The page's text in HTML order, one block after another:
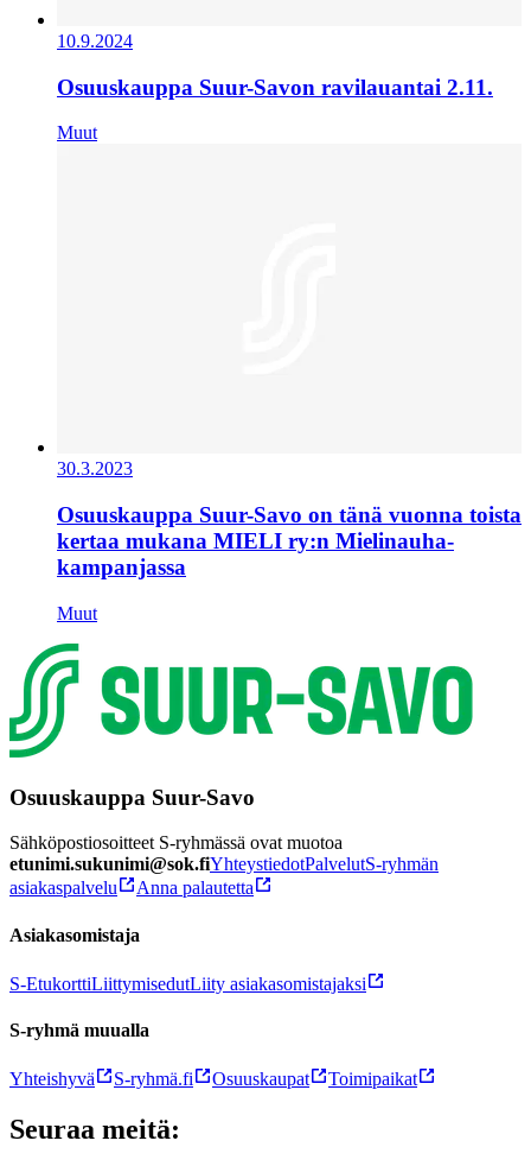
10.9.2024
Osuuskauppa Suur-Savon ravilauantai 2.11.
Muut
30.3.2023
Osuuskauppa Suur-Savo on tänä vuonna toista
kertaa mukana MIELI ry:n Mielinauha-
kampanjassa
Muut
Osuuskauppa Suur-Savo
Sähköpostiosoitteet S-ryhmässä ovat muotoa
etunimi.sukunimi@sok.fiYhteystiedotPalvelutS-ryhmän
asiakaspalvelu
Anna palautetta
Asiakasomistaja
S-EtukorttiLiittymisedutLiity asiakasomistajaksi
S-ryhmä muualla
Yhteishyvä S-ryhmä.fi Osuuskaupat Toimipaikat
Seuraa meitä: